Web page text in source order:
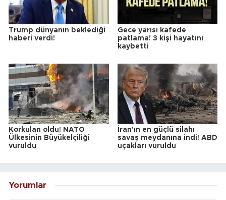
Trump dünyanın beklediği
haberi verdi!
Gece yarısı kafede
patlama! 3 kişi hayatını
kaybetti
Korkulan oldu! NATO
Ülkesinin Büyükelçiliği
vuruldu
İran'ın en güçlü silahı
savaş meydanına indi! ABD
uçakları vuruldu
Yorumlar